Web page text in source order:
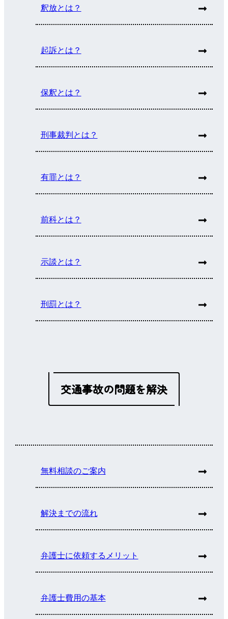
釈放とは？
起訴とは？
保釈とは？
刑事裁判とは？
有罪とは？
前科とは？
示談とは？
刑罰とは？
交通事故の問題を解決
無料相談のご案内
解決までの流れ
弁護士に依頼するメリット
弁護士費用の基本